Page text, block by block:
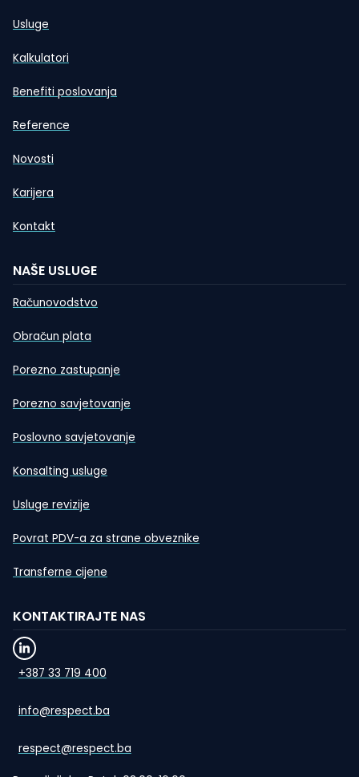
Usluge
Kalkulatori
Benefiti poslovanja
Reference
Novosti
Karijera
Kontakt
NAŠE USLUGE
Računovodstvo
Obračun plata
Porezno zastupanje
Porezno savjetovanje
Poslovno savjetovanje
Konsalting usluge
Usluge revizije
Povrat PDV-a za strane obveznike
Transferne cijene
KONTAKTIRAJTE NAS
+387 33 719 400
info@respect.ba
respect@respect.ba